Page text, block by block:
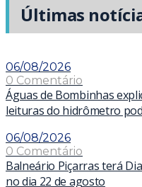
Últimas
06/08/2026
0 Comentário
Águas de Bombinhas
leituras do hidrômetro
06/08/2026
0 Comentário
Balneário Piçarras terá
no dia 22 de agosto